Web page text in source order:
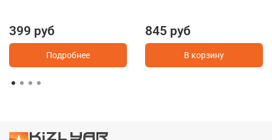
399 руб
Подробнее
845 руб
В корзину